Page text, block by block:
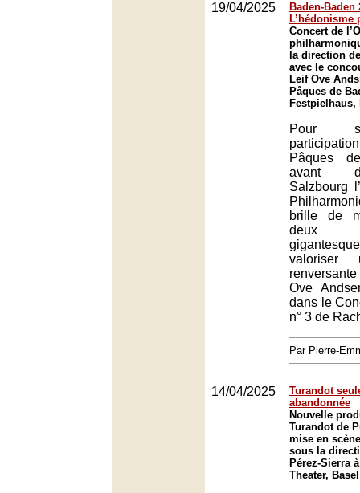
19/04/2025
Baden-Baden
L’hédonisme
Concert de
la direction
avec le
Leif Ove
Pâques de
Festpielhaus,
Pour
Pâques
avant
Salzbourg
brille de
deux
valoriser
Ove
dans le
n° 3 de
Par Pierre-
14/04/2025
Turandot
abandonnée
Nouvelle
Turandot de
mise en
sous la
Pérez-Sierra
Theater, Basel